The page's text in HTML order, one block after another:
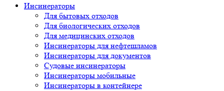
Инсинераторы
Для бытовых отходов
Для биологических отходов
Для медицинских отходов
Инсинераторы для нефтешламов
Инсинераторы для документов
Судовые инсинераторы
Инсинераторы мобильные
Инсинераторы в контейнере